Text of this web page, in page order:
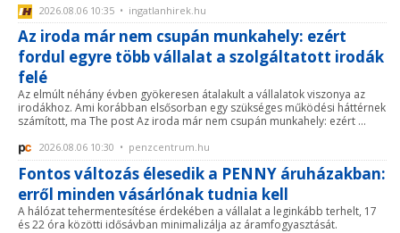
2026.08.06 10:35 • ingatlanhirek.hu
Az iroda már nem csupán munkahely: ezért
fordul egyre több vállalat a szolgáltatott irodák
felé
Az elmúlt néhány évben gyökeresen átalakult a vállalatok viszonya az
irodákhoz. Ami korábban elsősorban egy szükséges működési háttérnek
számított, ma The post Az iroda már nem csupán munkahely: ezért ...
2026.08.06 10:30 • penzcentrum.hu
Fontos változás élesedik a PENNY áruházakban:
erről minden vásárlónak tudnia kell
A hálózat tehermentesítése érdekében a vállalat a leginkább terhelt, 17
és 22 óra közötti idősávban minimalizálja az áramfogyasztását.